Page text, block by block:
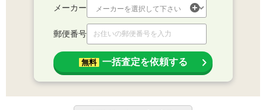
メーカー
郵便番号
無料 一括査定を依頼する